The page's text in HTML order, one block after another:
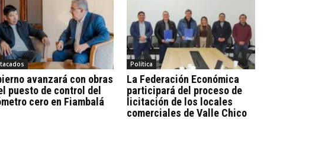
avanzará con obras
puesto de control del
cero en Fiambalá
Política
La Federación Económica
participará del proceso de
licitación de los locales
comerciales de Valle Chico